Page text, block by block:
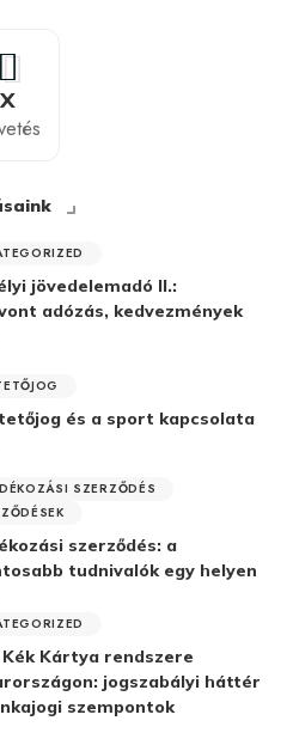
X
jövedelemadó II.:
adózás, kedvezmények
és a sport kapcsolata
SZERZŐDÉS
szerződés: a
tudnivalók egy helyen
Kék Kártya rendszere
jogszabályi háttér
szempontok